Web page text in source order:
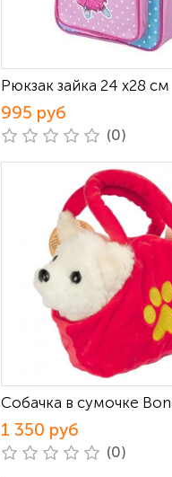
Рюкзак зайка 24 х28 см
995 руб
(0)
Собачка в сумочке
1 350 руб
(0)